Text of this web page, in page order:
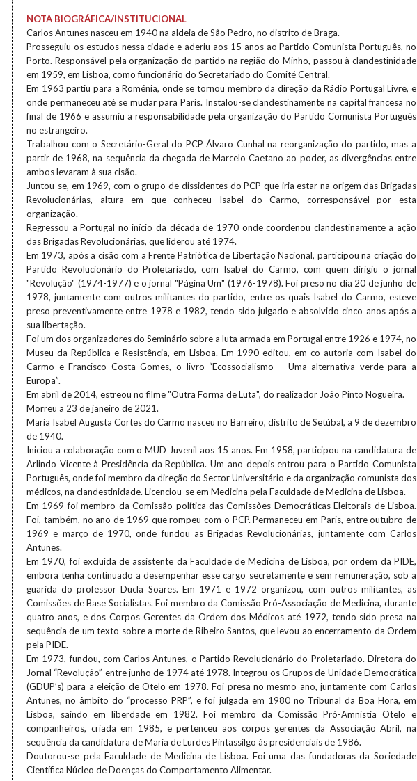
NOTA BIOGRÁFICA/INSTITUCIONAL
Carlos Antunes nasceu em 1940 na aldeia de São Pedro, no distrito de Braga.
Prosseguiu os estudos nessa cidade e aderiu aos 15 anos ao Partido Comunista Português, no
Porto. Responsável pela organização do partido na região do Minho, passou à clandestinidade
em 1959, em Lisboa, como funcionário do Secretariado do Comité Central.
Em 1963 partiu para a Roménia, onde se tornou membro da direção da Rádio Portugal Livre, e
onde permaneceu até se mudar para Paris. Instalou-se clandestinamente na capital francesa no
final de 1966 e assumiu a responsabilidade pela organização do Partido Comunista Português
no estrangeiro.
Trabalhou com o Secretário-Geral do PCP Álvaro Cunhal na reorganização do partido, mas a
partir de 1968, na sequência da chegada de Marcelo Caetano ao poder, as divergências entre
ambos levaram à sua cisão.
Juntou-se, em 1969, com o grupo de dissidentes do PCP que iria estar na origem das Brigadas
Revolucionárias, altura em que conheceu Isabel do Carmo, corresponsável por esta
organização.
Regressou a Portugal no início da década de 1970 onde coordenou clandestinamente a ação
das Brigadas Revolucionárias, que liderou até 1974.
Em 1973, após a cisão com a Frente Patriótica de Libertação Nacional, participou na criação do
Partido Revolucionário do Proletariado, com Isabel do Carmo, com quem dirigiu o jornal
"Revolução" (1974-1977) e o jornal "Página Um" (1976-1978). Foi preso no dia 20 de junho de
1978, juntamente com outros militantes do partido, entre os quais Isabel do Carmo, esteve
preso preventivamente entre 1978 e 1982, tendo sido julgado e absolvido cinco anos após a
sua libertação.
Foi um dos organizadores do Seminário sobre a luta armada em Portugal entre 1926 e 1974, no
Museu da República e Resistência, em Lisboa. Em 1990 editou, em co-autoria com Isabel do
Carmo e Francisco Costa Gomes, o livro “Ecossocialismo – Uma alternativa verde para a
Europa”.
Em abril de 2014, estreou no filme "Outra Forma de Luta", do realizador João Pinto Nogueira.
Morreu a 23 de janeiro de 2021.
Maria Isabel Augusta Cortes do Carmo nasceu no Barreiro, distrito de Setúbal, a 9 de dezembro
de 1940.
Iniciou a colaboração com o MUD Juvenil aos 15 anos. Em 1958, participou na candidatura de
Arlindo Vicente à Presidência da República. Um ano depois entrou para o Partido Comunista
Português, onde foi membro da direção do Sector Universitário e da organização comunista dos
médicos, na clandestinidade. Licenciou-se em Medicina pela Faculdade de Medicina de Lisboa.
Em 1969 foi membro da Comissão política das Comissões Democráticas Eleitorais de Lisboa.
Foi, também, no ano de 1969 que rompeu com o PCP. Permaneceu em Paris, entre outubro de
1969 e março de 1970, onde fundou as Brigadas Revolucionárias, juntamente com Carlos
Antunes.
Em 1970, foi excluída de assistente da Faculdade de Medicina de Lisboa, por ordem da PIDE,
embora tenha continuado a desempenhar esse cargo secretamente e sem remuneração, sob a
guarida do professor Ducla Soares. Em 1971 e 1972 organizou, com outros militantes, as
Comissões de Base Socialistas. Foi membro da Comissão Pró-Associação de Medicina, durante
quatro anos, e dos Corpos Gerentes da Ordem dos Médicos até 1972, tendo sido presa na
sequência de um texto sobre a morte de Ribeiro Santos, que levou ao encerramento da Ordem
pela PIDE.
Em 1973, fundou, com Carlos Antunes, o Partido Revolucionário do Proletariado. Diretora do
Jornal “Revolução” entre junho de 1974 até 1978. Integrou os Grupos de Unidade Democrática
(GDUP’s) para a eleição de Otelo em 1978. Foi presa no mesmo ano, juntamente com Carlos
Antunes, no âmbito do “processo PRP”, e foi julgada em 1980 no Tribunal da Boa Hora, em
Lisboa, saindo em liberdade em 1982. Foi membro da Comissão Pró-Amnistia Otelo e
companheiros, criada em 1985, e pertenceu aos corpos gerentes da Associação Abril, na
sequência da candidatura de Maria de Lurdes Pintassilgo às presidenciais de 1986.
Doutorou-se pela Faculdade de Medicina de Lisboa. Foi uma das fundadoras da Sociedade
Científica Núcleo de Doenças do Comportamento Alimentar.